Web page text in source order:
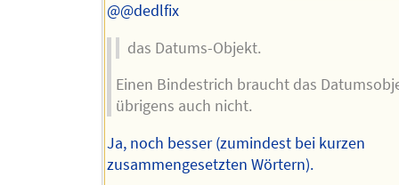
@@dedlfix
das Datums-Objekt.
Einen Bindestrich braucht das
übrigens auch nicht.
Ja, noch besser (zumindest bei kurzen
zusammengesetzten Wörtern).